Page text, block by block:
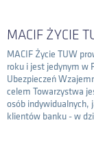
MACIF ŻYCIE
MACIF Życie TUW
roku i jest jedynym w
Ubezpieczeń
celem Towarzystwa
osób indywidualnych,
klientów banku - w